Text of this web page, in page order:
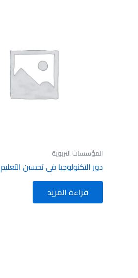
المؤسسات التربوية
دور التكنولوجيا في تحسين التعليم
قراءة المزيد